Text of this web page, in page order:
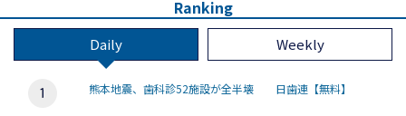
Ranking
Daily Weekly
熊本地震、歯科診52施設が全半壊 日歯連【無料】